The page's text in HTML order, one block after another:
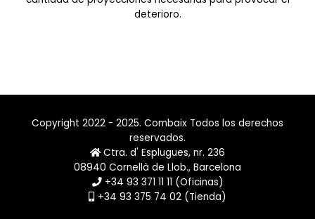
deterioro.
Copyright 2022 - 2025. Combaix Todos los derechos
reservados.
Ctra. d' Esplugues, nr. 236
08940 Cornellà de Llob., Barcelona
+34 93 371 11 11 (Oficinas)
+34 93 375 74 02 (Tienda)